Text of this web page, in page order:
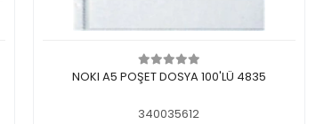
اضف الى سلة التسوق
NOKI A5 POŞET DOSYA 100'LÜ 4835
340035612